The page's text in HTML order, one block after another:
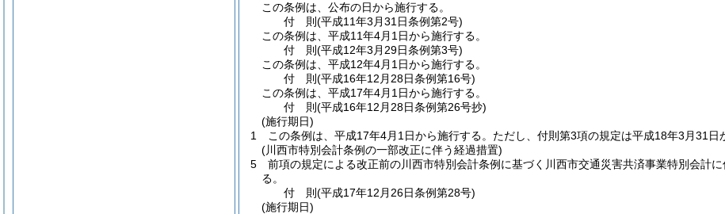
この条例は、公布の日から施行する。
付 則(平成11年3月31日条例第2号)
この条例は、平成11年4月1日から施行する。
付 則(平成12年3月29日条例第3号)
この条例は、平成12年4月1日から施行する。
付 則(平成16年12月28日条例第16号)
この条例は、平成17年4月1日から施行する。
付 則(平成16年12月28日条例第26号抄)
(施行期日)
1
この条例は、平成17年4月1日から施行する。 ただし、付則第3項の規定は平成18年3月31日
(川西市特別会計条例の一部改正に伴う経過措置)
5
前項の規定による改正前の川西市特別会計条例に基づく川西市交通災害共済事業特別会計
る。
付 則(平成17年12月26日条例第28号)
(施行期日)